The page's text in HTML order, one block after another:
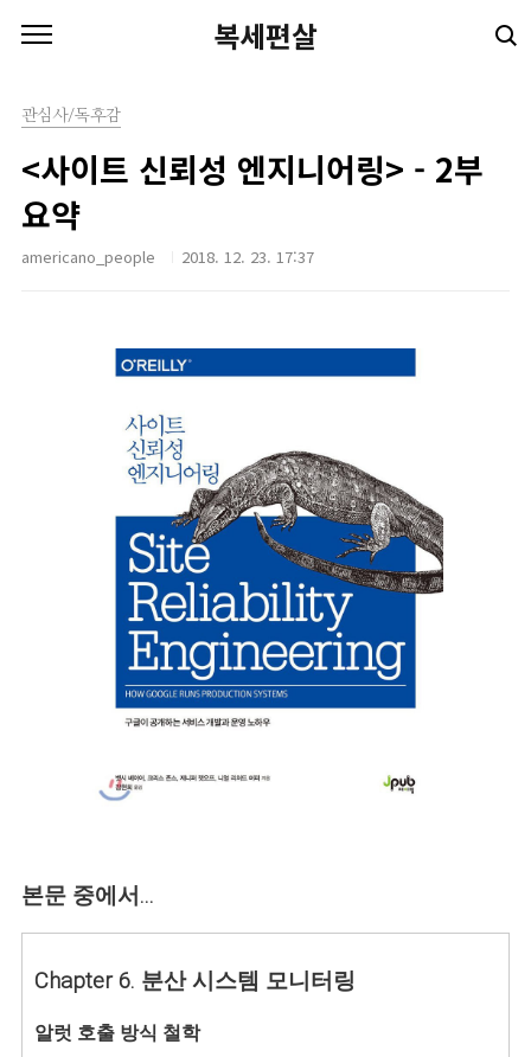
복세편살
관심사/독후감
<사이트 신뢰성 엔지니어링> - 2부
요약
americano_people 2018. 12. 23. 17:37
본문 중에서...
Chapter 6. 분산 시스템 모니터링
알럿 호출 방식 철학